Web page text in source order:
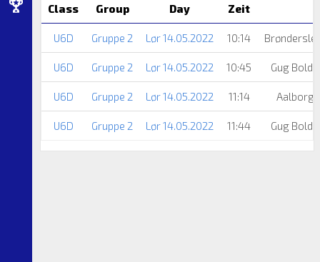
Class Group Day Zeit
U6D Gruppe 2 Lør 14.05.2022 10:14
U6D Gruppe 2 Lør 14.05.2022 10:45 Gug
U6D Gruppe 2 Lør 14.05.2022 11:14 Aalborg
U6D Gruppe 2 Lør 14.05.2022 11:44 Gug